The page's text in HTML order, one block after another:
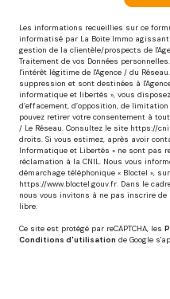
Les informations recueillies sur ce
informatisé par La Boite Immo
gestion de la clientèle/prospects de
Traitement de vos Données
l'intérêt légitime de l'Agence / du
suppression et sont destinées à
informatique et libertés », vous
d’effacement, d’opposition, de
pouvez retirer votre consentement à
/ Le Réseau. Consultez le site https://
droits. Si vous estimez, après avoir
Informatique et Libertés » ne sont pas
réclamation à la CNIL. Nous vous
démarchage téléphonique « Bloctel »,
https://www.bloctel.gouv.fr. Dans le
nous vous invitons à ne pas inscrire
libre.
Ce site est protégé par reCAPTCHA, les
Conditions d'utilisation de Google